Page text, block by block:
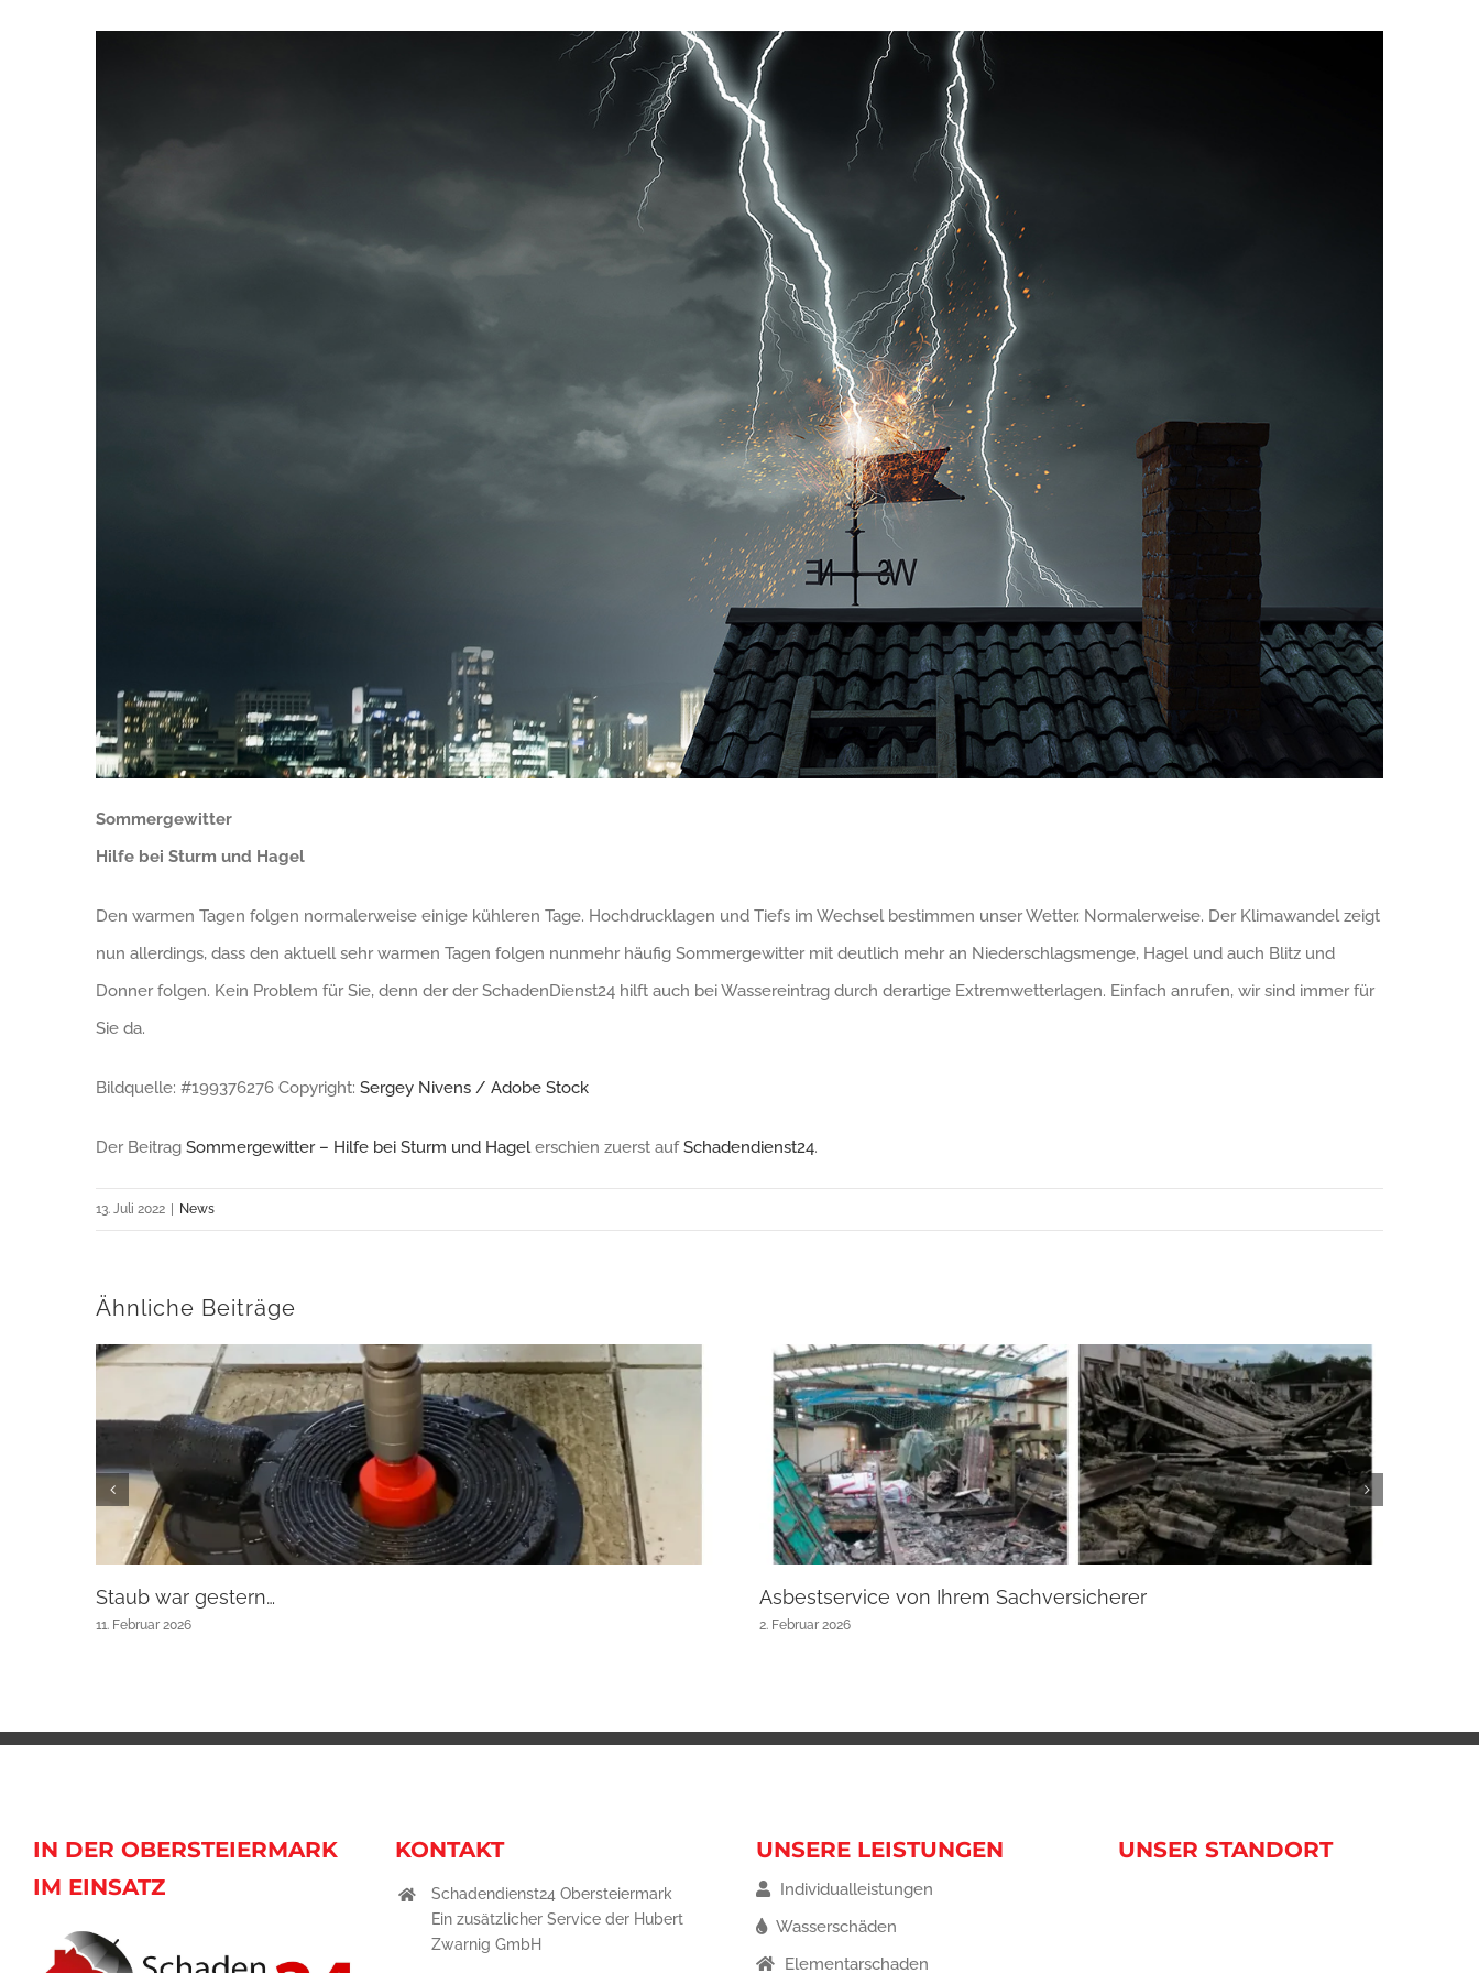
Sommergewitter
Hilfe bei Sturm und Hagel
Den warmen Tagen folgen normalerweise einige kühleren Tage. Hochdrucklagen und Tiefs im Wechsel bestimmen unser Wetter. Normalerweise. Der Klimawandel zeigt
nun allerdings, dass den aktuell sehr warmen Tagen folgen nunmehr häufig Sommergewitter mit deutlich mehr an Niederschlagsmenge, Hagel und auch Blitz und
Donner folgen. Kein Problem für Sie, denn der der SchadenDienst24 hilft auch bei Wassereintrag durch derartige Extremwetterlagen. Einfach anrufen, wir sind immer für
Sie da.
Bildquelle: #199376276 Copyright: Sergey Nivens / Adobe Stock
Der Beitrag Sommergewitter – Hilfe bei Sturm und Hagelerschien zuerst aufSchadendienst24.
13. Juli 2022 News
Ähnliche Beiträge
Staub war gestern…
11. Februar 2026
Asbestservice von Ihrem Sachversicherer
2. Februar 2026
IN DER OBERSTEIERMARK
IM EINSATZ
KONTAKT
Schadendienst24 Obersteiermark
Ein zusätzlicher Service der Hubert
Zwarnig GmbH
UNSERE LEISTUNGEN
Individualleistungen
Wasserschäden
Elementarschaden
UNSER STANDORT